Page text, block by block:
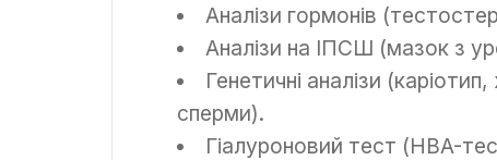
Аналізи гормонів
Аналізи на ІПСШ (мазок з
Генетичні аналізи
сперми).
Гіалуроновий тест (HBA-